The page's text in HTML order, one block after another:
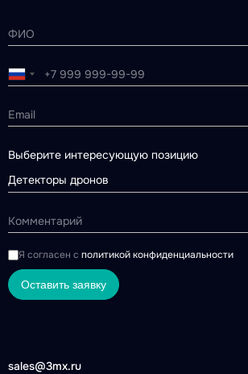
sales@3mx.ru
Выберите интересующую позицию
Детекторы дронов
Я согласен с политикой конфиденциальности
Оставить заявку